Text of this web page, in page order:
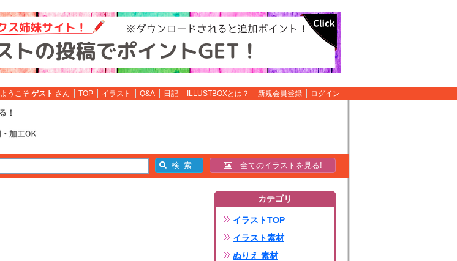
ようこそ ゲスト さん TOP イラスト Q&A 日記 ILLUSTBOXとは？ 新規会員登録 ログイン
全てのイラストを見る!
カテゴリ
イラストTOP
イラスト素材
ぬりえ 素材